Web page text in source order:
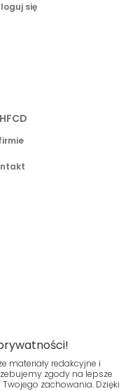
się
materiały redakcyjne i
zgody na lepsze
zachowania. Dzięki